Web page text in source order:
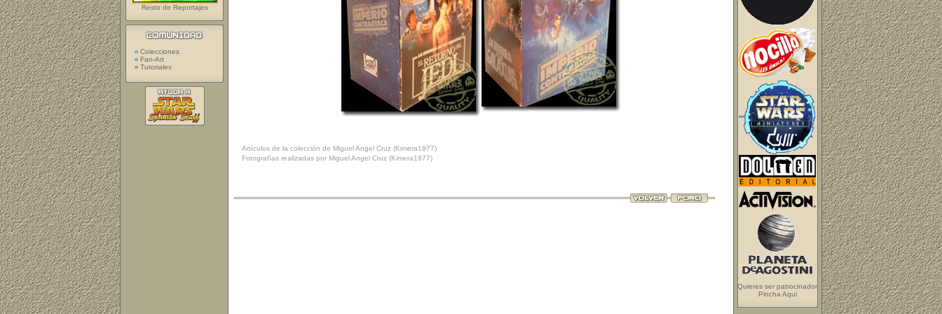
Artículos de la colección de Miguel Angel Cruz (Kimera1977)
Fotografías realizadas por Miguel Angel Cruz (Kimera1977)
Quieres ser patrocinador
Pincha Aqui
Resto de Reportajes
Colecciones
Fan-Art
Tutoriales